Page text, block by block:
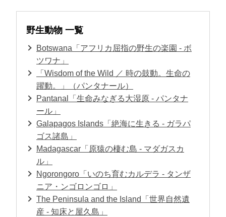
野生動物 一覧
Botswana「アフリカ屈指の野生の楽園 - ボ
ツワナ」
「Wisdom of the Wild ／ 時の鼓動。生命の
躍動。」（パンタナール）
Pantanal「生命みなぎる大湿原 - パンタナ
ール」
Galapagos Islands「絶海に生きる - ガラパ
ゴス諸島」
Madagascar「原猿の棲む島 - マダガスカ
ル」
Ngorongoro「いのち育むカルデラ - タンザ
ニア・ンゴロンゴロ」
The Peninsula and the Island「世界自然遺
産 - 知床と屋久島」